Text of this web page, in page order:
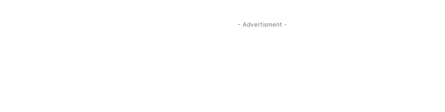
- Advertisment -